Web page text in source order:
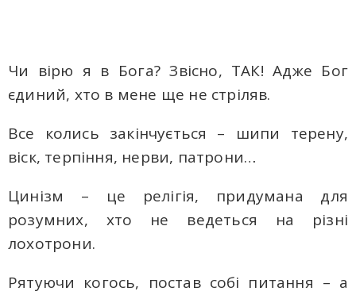
Чи вірю я в Бога? Звісно, ​​ТАК! Адже Бог
єдиний, хто в мене ще не стріляв.
Все колись закінчується – шипи терену,
віск, терпіння, нерви, патрони…
Цинізм – це релігія, придумана для
розумних, хто не ведеться на різні
лохотрони.
Рятуючи когось, постав собі питання – а